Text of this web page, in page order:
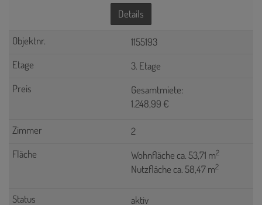
Details
1155193
3. Etage
Gesamtmiete:
1.248,99 €
2
Wohnfläche ca. 53,71 m2
Nutzfläche ca. 58,47 m2
aktiv